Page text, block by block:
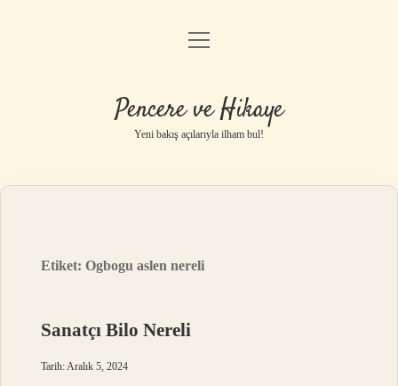
Anasayfa
Yasal Uyarı
menüyü
Pencere ve Hikaye
Yeni bakış açılarıyla ilham bul!
Etiket:Ogbogu aslen nereli
Sanatçı Bilo Nereli
Tarih: Aralık 5, 2024